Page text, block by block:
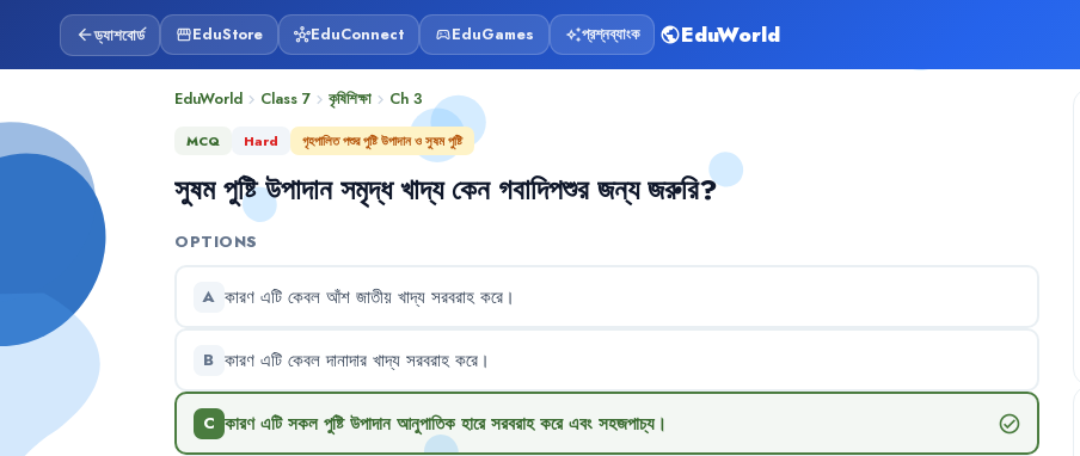
arrow_backড্যাশবোর্ড storefrontEduStore hubEduConnect sports_esportsEduGames auto_awesomeপ্রশ্নব্যাংক publicEduWorld
EduWorld chevron_right Class 7 chevron_right কৃষিশিক্ষা chevron_right Ch 3
MCQ Hard গৃহপালিত পশুর পুষ্টি উপাদান ও সুষম পুষ্টি
সুষম পুষ্টি উপাদান সমৃদ্ধ খাদ্য কেন গবাদিপশুর জন্য জরুরি?
OPTIONS
A কারণ এটি কেবল আঁশ জাতীয় খাদ্য সরবরাহ করে।
B কারণ এটি কেবল দানাদার খাদ্য সরবরাহ করে।
C কারণ এটি সকল পুষ্টি উপাদান আনুপাতিক হারে সরবরাহ করে এবং সহজপাচ্য। check_circle